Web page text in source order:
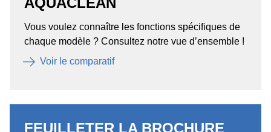
Vous voulez connaître les fonctions spécifiques de
chaque modèle ? Consultez notre vue d’ensemble !
Voir le comparatif
FEUILLETER LA BROCHURE